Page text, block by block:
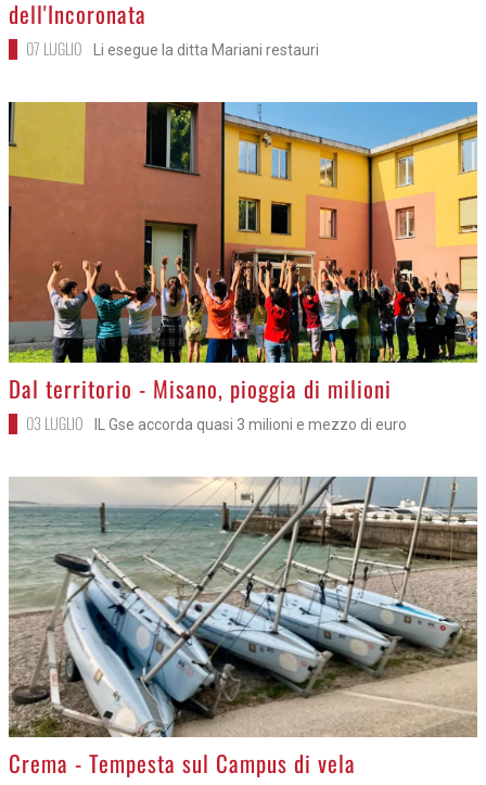
dell'Incoronata
07 LUGLIO Li esegue la ditta Mariani restauri
>
Dal territorio - Misano, pioggia di milioni
03 LUGLIO IL Gse accorda quasi 3 milioni e mezzo di euro
>
Crema - Tempesta sul Campus di vela